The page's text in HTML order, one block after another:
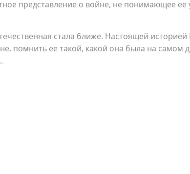
представление о войне, не понимающее ее
стала ближе. Настоящей
помнить ее такой, какой она была на самом